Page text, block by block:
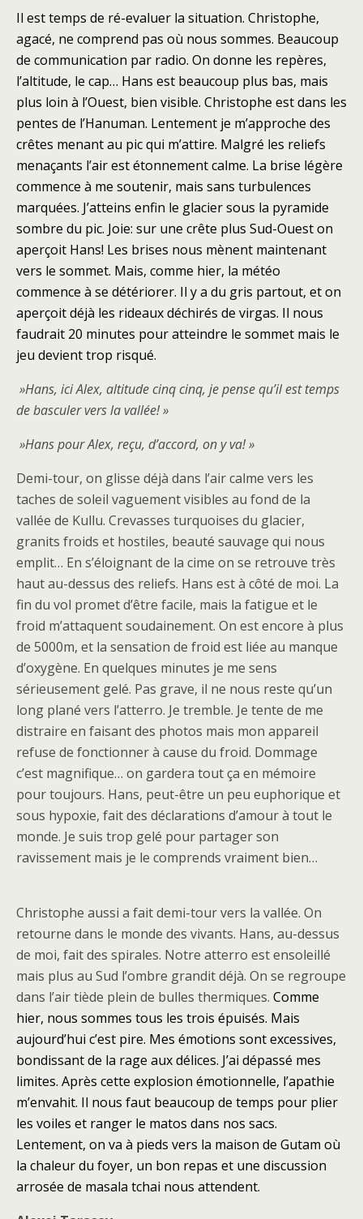
Il est temps de ré-evaluer la situation. Christophe,
agacé, ne comprend pas où nous sommes. Beaucoup
de communication par radio. On donne les repères,
l’altitude, le cap… Hans est beaucoup plus bas, mais
plus loin à l’Ouest, bien visible. Christophe est dans les
pentes de l’Hanuman. Lentement je m’approche des
crêtes menant au pic qui m’attire. Malgré les reliefs
menaçants l’air est étonnement calme. La brise légère
commence à me soutenir, mais sans turbulences
marquées. J’atteins enfin le glacier sous la pyramide
sombre du pic. Joie: sur une crête plus Sud-Ouest on
aperçoit Hans! Les brises nous mènent maintenant
vers le sommet. Mais, comme hier, la météo
commence à se détériorer. Il y a du gris partout, et on
aperçoit déjà les rideaux déchirés de virgas. Il nous
faudrait 20 minutes pour atteindre le sommet mais le
jeu devient trop risqué.
»Hans, ici Alex, altitude cinq cinq, je pense qu’il est temps
de basculer vers la vallée! »
»Hans pour Alex, reçu, d’accord, on y va! »
Demi-tour, on glisse déjà dans l’air calme vers les
taches de soleil vaguement visibles au fond de la
vallée de Kullu. Crevasses turquoises du glacier,
granits froids et hostiles, beauté sauvage qui nous
emplit… En s’éloignant de la cime on se retrouve très
haut au-dessus des reliefs. Hans est à côté de moi. La
fin du vol promet d’être facile, mais la fatigue et le
froid m’attaquent soudainement. On est encore à plus
de 5000m, et la sensation de froid est liée au manque
d’oxygène. En quelques minutes je me sens
sérieusement gelé. Pas grave, il ne nous reste qu’un
long plané vers l’atterro. Je tremble. Je tente de me
distraire en faisant des photos mais mon appareil
refuse de fonctionner à cause du froid. Dommage
c’est magnifique… on gardera tout ça en mémoire
pour toujours. Hans, peut-être un peu euphorique et
sous hypoxie, fait des déclarations d’amour à tout le
monde. Je suis trop gelé pour partager son
ravissement mais je le comprends vraiment bien…
Christophe aussi a fait demi-tour vers la vallée. On
retourne dans le monde des vivants. Hans, au-dessus
de moi, fait des spirales. Notre atterro est ensoleillé
mais plus au Sud l’ombre grandit déjà. On se regroupe
dans l’air tiède plein de bulles thermiques. Comme
hier, nous sommes tous les trois épuisés. Mais
aujourd’hui c’est pire. Mes émotions sont excessives,
bondissant de la rage aux délices. J’ai dépassé mes
limites. Après cette explosion émotionnelle, l’apathie
m’envahit. Il nous faut beaucoup de temps pour plier
les voiles et ranger le matos dans nos sacs.
Lentement, on va à pieds vers la maison de Gutam où
la chaleur du foyer, un bon repas et une discussion
arrosée de masala tchai nous attendent.